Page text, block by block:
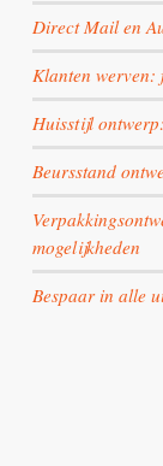
Direct Mail en
Klanten werven:
Huisstijl
Beursstand
mogelijkheden
Bespaar in alle